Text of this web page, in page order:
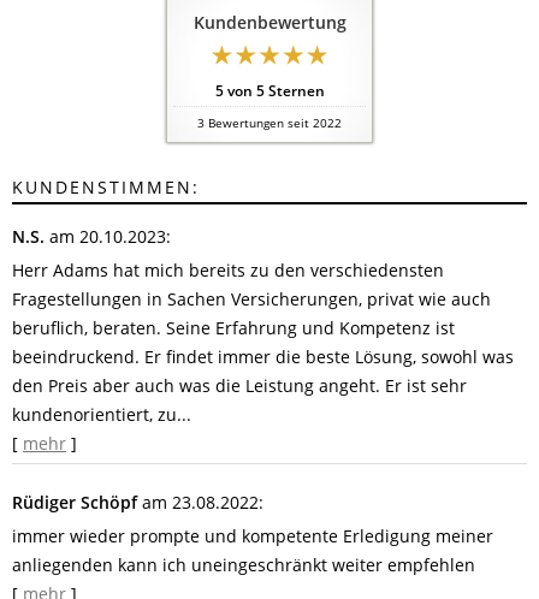
Kundenbewertung
5von 5Sternen
3 Bewertungen seit 2022
KUNDENSTIMMEN:
N.S. am 20.10.2023:
Herr Adams hat mich bereits zu den verschiedensten
Fragestellungen in Sachen Versicherungen, privat wie auch
beruflich, beraten. Seine Erfahrung und Kompetenz ist
beeindruckend. Er findet immer die beste Lösung, sowohl was
den Preis aber auch was die Leistung angeht. Er ist sehr
kundenorientiert, zu...
[ mehr ]
Rüdiger Schöpfam 23.08.2022:
immer wieder prompte und kompetente Erledigung meiner
anliegenden kann ich uneingeschränkt weiter empfehlen
[ mehr ]